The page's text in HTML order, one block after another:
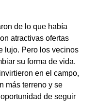
de lo que había
atractivas ofertas
lujo. Pero los vecinos
su forma de vida.
en el campo,
más terreno y se
de seguir